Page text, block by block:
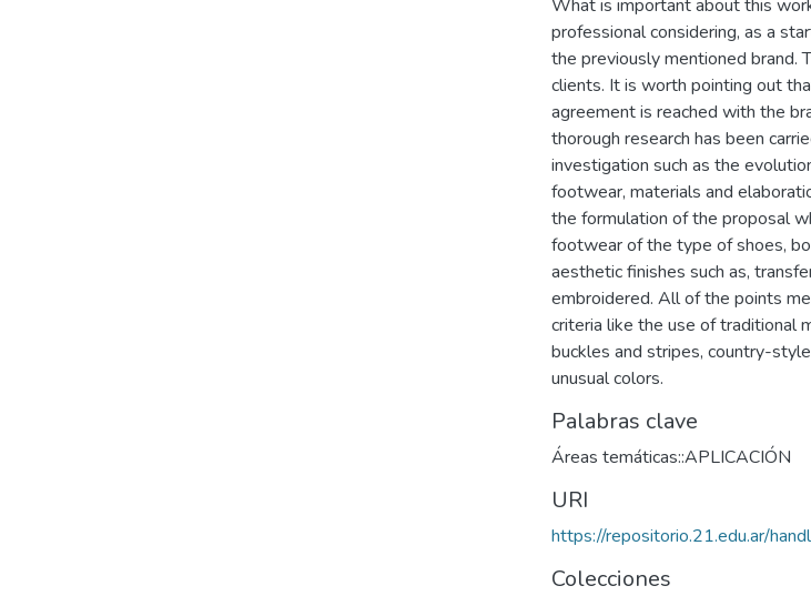
What is important about this
professional considering, as a
the previously mentioned brand.
clients. It is worth pointing out
agreement is reached with the
thorough research has been
investigation such as the
footwear, materials and
the formulation of the proposal
footwear of the type of shoes,
aesthetic finishes such as,
embroidered. All of the points
criteria like the use of traditional
buckles and stripes, country-
unusual colors.
Palabras clave
Áreas temáticas::APLICACIÓN
URI
https://repositorio.21.edu.ar/
Colecciones